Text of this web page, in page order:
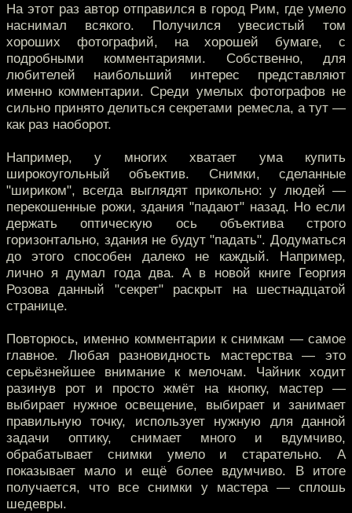
На этот раз автор отправился в город Рим, где умело
наснимал всякого. Получился увесистый том
хороших фотографий, на хорошей бумаге, с
подробными комментариями. Собственно, для
любителей наибольший интерес представляют
именно комментарии. Среди умелых фотографов не
сильно принято делиться секретами ремесла, а тут —
как раз наоборот.
Например, у многих хватает ума купить
широкоугольный объектив. Снимки, сделанные
"шириком", всегда выглядят прикольно: у людей —
перекошенные рожи, здания "падают" назад. Но если
держать оптическую ось объектива строго
горизонтально, здания не будут "падать". Додуматься
до этого способен далеко не каждый. Например,
лично я думал года два. А в новой книге Георгия
Розова данный "секрет" раскрыт на шестнадцатой
странице.
Повторюсь, именно комментарии к снимкам — самое
главное. Любая разновидность мастерства — это
серьёзнейшее внимание к мелочам. Чайник ходит
разинув рот и просто жмёт на кнопку, мастер —
выбирает нужное освещение, выбирает и занимает
правильную точку, использует нужную для данной
задачи оптику, снимает много и вдумчиво,
обрабатывает снимки умело и старательно. А
показывает мало и ещё более вдумчиво. В итоге
получается, что все снимки у мастера — сплошь
шедевры.